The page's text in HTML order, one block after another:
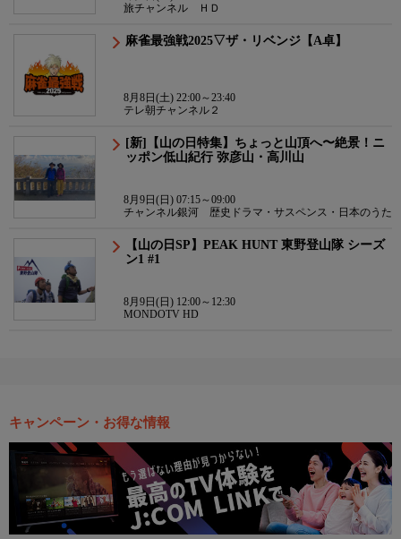
旅チャンネル ＨＤ
麻雀最強戦2025▽ザ・リベンジ【A卓】
8月8日(土) 22:00～23:40
テレ朝チャンネル２
[新]【山の日特集】ちょっと山頂へ〜絶景！ニ
ッポン低山紀行 弥彦山・高川山
8月9日(日) 07:15～09:00
チャンネル銀河 歴史ドラマ・サスペンス・日本のうた
【山の日SP】PEAK HUNT 東野登山隊 シーズ
ン1 #1
8月9日(日) 12:00～12:30
MONDOTV HD
キャンペーン・お得な情報